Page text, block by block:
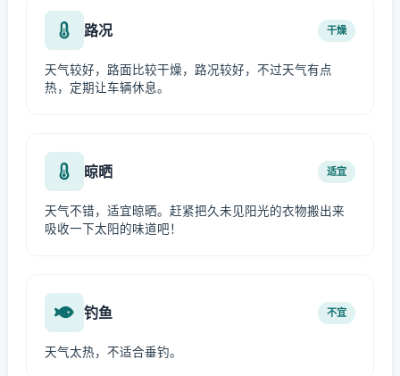
路况 干燥
天气较好，路面比较干燥，路况较好，不过天气有点
热，定期让车辆休息。
晾晒 适宜
天气不错，适宜晾晒。赶紧把久未见阳光的衣物搬出来
吸收一下太阳的味道吧！
钓鱼 不宜
天气太热，不适合垂钓。